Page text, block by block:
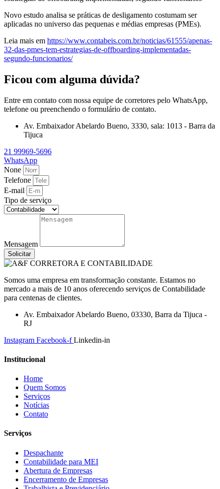
Novo estudo analisa se práticas de desligamento costumam ser
aplicadas no universo das pequenas e médias empresas (PMEs).
Leia mais em https://www.contabeis.com.br/noticias/61555/apenas-
32-das-pmes-tem-estrategias-de-offboarding-implementadas-
segundo-funcionarios/
Ficou com alguma dúvida?
Entre em contato com nossa equipe de corretores pelo WhatsApp,
telefone ou preenchendo o formulário de contato.
Av. Embaixador Abelardo Bueno, 3330, sala: 1013 - Barra da
Tijuca
21 99969-5696
WhatsApp
None
Telefone
E-mail
Tipo de serviço
Mensagem
Solicitar
Somos uma empresa em transformação constante. Estamos no
mercado a mais de 10 anos oferecendo serviços de Contabilidade
para centenas de clientes.
Av. Embaixador Abelardo Bueno, 03330, Barra da Tijuca -
RJ
Instagram Facebook-f Linkedin-in
Institucional
Home
Quem Somos
Serviços
Notícias
Contato
Serviços
Despachante
Contabilidade para MEI
Abertura de Empresas
Encerramento de Empresas